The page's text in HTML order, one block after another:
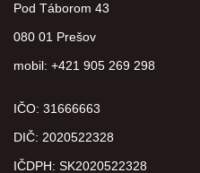
Pod Táborom 43
080 01 Prešov
mobil: +421 905 269 298
IČO: 31666663
DIČ: 2020522328
IČDPH: SK2020522328